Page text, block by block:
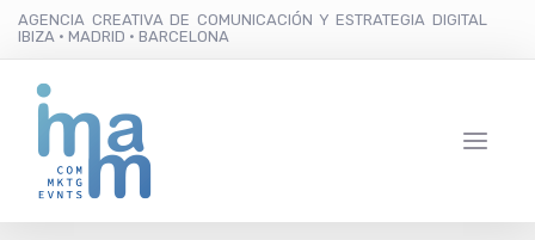
AGENCIA CREATIVA DE COMUNICACIÓN Y ESTRATEGIA DIGITAL
IBIZA · MADRID · BARCELONA